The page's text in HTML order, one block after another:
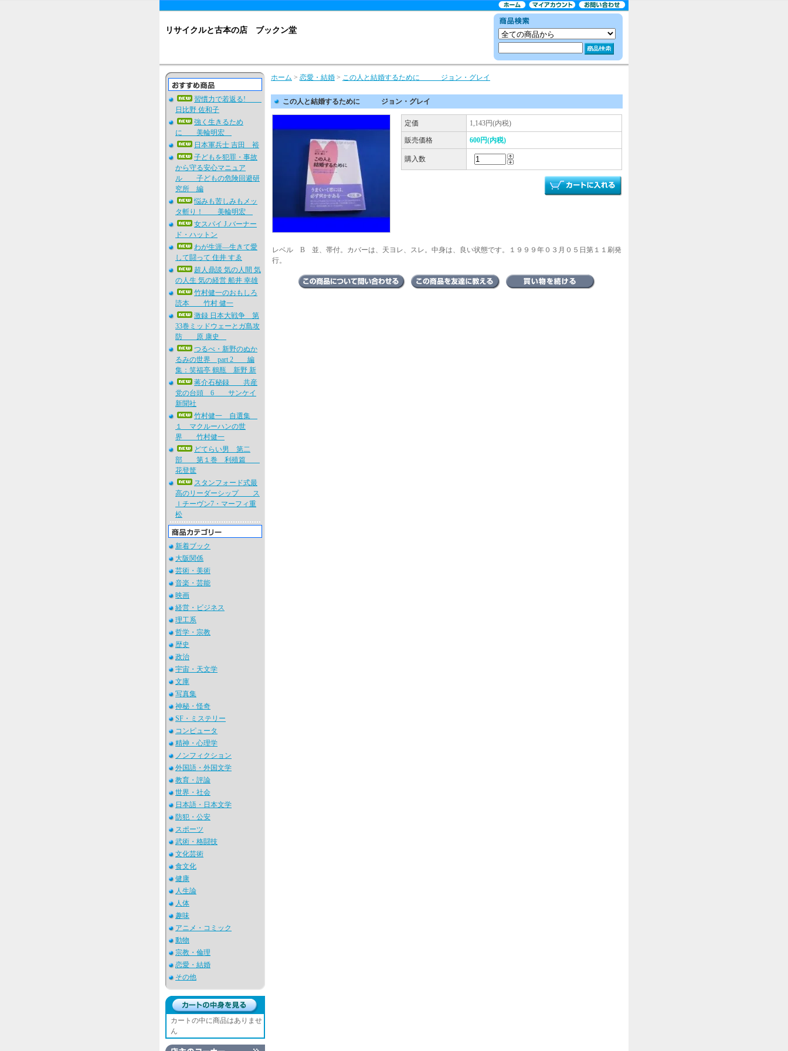
リサイクルと古本の店 ブックン堂
習慣力で若返る!
日比野 佐和子
強く生きるため
に 美輪明宏
日本軍兵士 吉田 裕
子どもを犯罪・事故
から守る安心マニュア
ル 子どもの危険回避研
究所 編
悩みも苦しみもメッ
タ斬り！ 美輪明宏
女スパイ J.バーナー
ド・ハットン
わが生涯―生きて愛
して闘って 住井 すゑ
超人鼎談 気の人間 気
の人生 気の経営 船井 幸雄
竹村健一のおもしろ
読本 竹村 健一
激録 日本大戦争 第
33巻ミッドウェーとガ島攻
防 原 康史
つるべ・新野のぬか
るみの世界 part 2 編
集：笑福亭 鶴瓶 新野 新
蒋介石秘録 共産
党の台頭 6 サンケイ
新聞社
竹村健一 自選集
１ マクルーハンの世
界 竹村健一
どてらい男 第二
部 第１巻 利殖篇
花登筐
スタンフォード式最
高のリーダーシップ ス
ｌチーヴン7・マーフィ重
松
新着ブック
大阪関係
芸術・美術
音楽・芸能
映画
経営・ビジネス
理工系
哲学・宗教
歴史
政治
宇宙・天文学
文庫
写真集
神秘・怪奇
SF・ミステリー
コンピュータ
精神・心理学
ノンフィクション
外国語・外国文学
教育・評論
世界・社会
日本語・日本文学
防犯・公安
スポーツ
武術・格闘技
文化芸術
食文化
健康
人生論
人体
趣味
アニメ・コミック
動物
宗教・倫理
恋愛・結婚
その他
カートの中に商品はありませ
ん
ホーム > 恋愛・結婚 > この人と結婚するために ジョン・グレイ
この人と結婚するために ジョン・グレイ
定価 1,143円(内税)
販売価格 600円(内税)
購入数
レベル B 並、帯付。カバーは、天ヨレ、スレ。中身は、良い状態です。１９９９年０３月０５日第１１刷発
行。